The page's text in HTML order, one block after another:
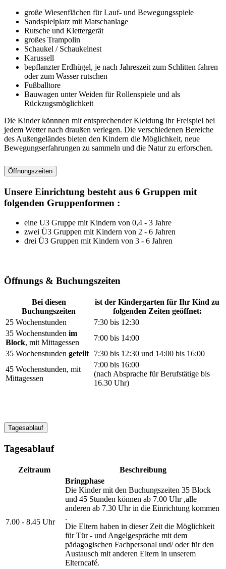
große Wiesenflächen für Lauf- und Bewegungsspiele
Sandspielplatz mit Matschanlage
Rutsche und Klettergerät
großes Trampolin
Schaukel / Schaukelnest
Karussell
bepflanzter Erdhügel, je nach Jahreszeit zum Schlitten fahren
oder zum Wasser rutschen
Fußballtore
Bauwagen unter Weiden für Rollenspiele und als
Rückzugsmöglichkeit
Die Kinder könnnen mit entsprechender Kleidung ihr Freispiel bei
jedem Wetter nach draußen verlegen. Die verschiedenen Bereiche
des Außengeländes bieten den Kindern die Möglichkeit, neue
Bewegungserfahrungen zu sammeln und die Natur zu erforschen.
Öffnungszeiten
Unsere Einrichtung besteht aus 6 Gruppen mit
folgenden Gruppenformen :
eine U3 Gruppe mit Kindern von 0,4 - 3 Jahre
zwei Ü3 Gruppen mit Kindern von 2 - 6 Jahren
drei Ü3 Gruppen mit Kindern von 3 - 6 Jahren
Öffnungs & Buchungszeiten
Bei diesen
Buchungszeiten
ist der Kindergarten für Ihr Kind zu
folgenden Zeiten geöffnet:
25 Wochenstunden
7:30 bis 12:30
35 Wochenstunden im
Block, mit Mittagessen
7:00 bis 14:00
35 Wochenstunden geteilt
7:30 bis 12:30 und 14:00 bis 16:00
45 Wochenstunden, mit
Mittagessen
7:00 bis 16:00
(nach Absprache für Berufstätige bis
16.30 Uhr)
Tagesablauf
Tagesablauf
Zeitraum Beschreibung
7.00 - 8.45 Uhr
Bringphase
Die Kinder mit den Buchungszeiten 35 Block
und 45 Stunden können ab 7.00 Uhr ,alle
anderen ab 7.30 Uhr in die Einrichtung kommen
.
Die Eltern haben in dieser Zeit die Möglichkeit
für Tür - und Angelgespräche mit dem
pädagogischen Fachpersonal und/ oder für den
Austausch mit anderen Eltern in unserem
Elterncafé.